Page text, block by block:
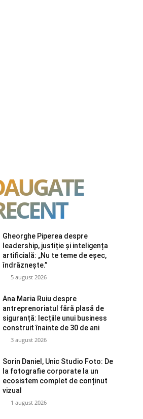
Gheorghe Piperea despre
leadership, justiție și inteligența
artificială: „Nu te teme de eșec,
îndrăznește.”
5 august 2026
Ana Maria Ruiu despre
antreprenoriatul fără plasă de
siguranță: lecțiile unui business
construit înainte de 30 de ani
3 august 2026
Sorin Daniel, Unic Studio Foto: De
la fotografie corporate la un
ecosistem complet de conținut
vizual
1 august 2026